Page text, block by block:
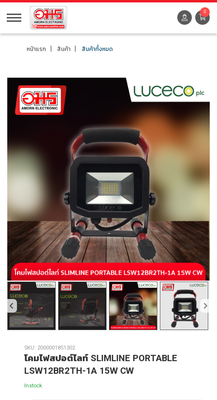
0
หน้าแรก สินค้า สินค้าทั้งหมด
SKU: 2000001851302
โคมไฟสปอต์ไลท์ SLIMLINE PORTABLE
LSW12BR2TH-1A 15W CW
Instock